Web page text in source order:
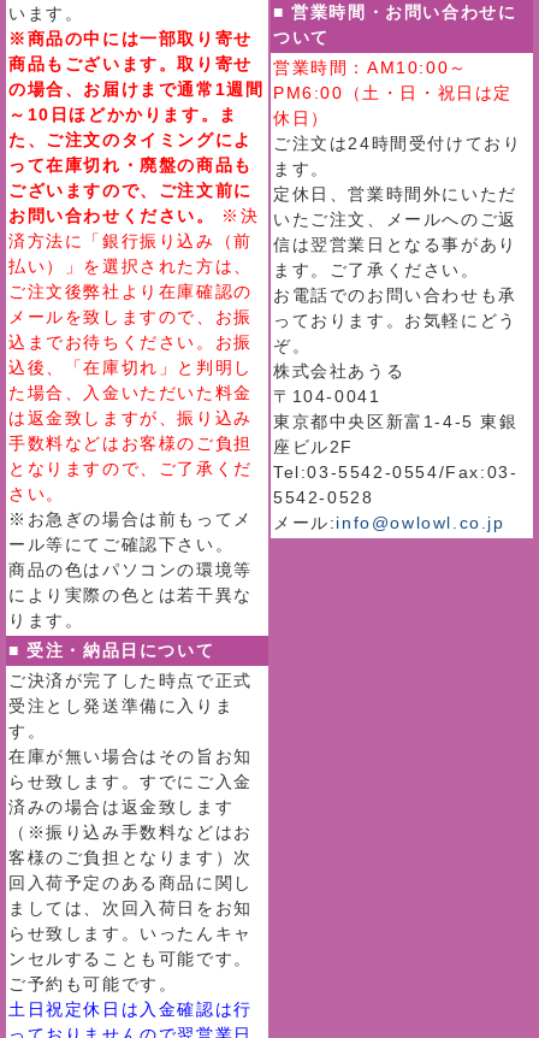
います。
※商品の中には一部取り寄せ
商品もございます。取り寄せ
の場合、お届けまで通常1週間
～10日ほどかかります。ま
た、ご注文のタイミングによ
って在庫切れ・廃盤の商品も
ございますので、ご注文前に
お問い合わせください。
※決
済方法に「銀行振り込み（前
払い）」を選択された方は、
ご注文後弊社より在庫確認の
メールを致しますので、お振
込までお待ちください。お振
込後、「在庫切れ」と判明し
た場合、入金いただいた料金
は返金致しますが、振り込み
手数料などはお客様のご負担
となりますので、ご了承くだ
さい。
※お急ぎの場合は前もってメ
ール等にてご確認下さい。
商品の色はパソコンの環境等
により実際の色とは若干異な
ります。
■ 受注・納品日について
ご決済が完了した時点で正式
受注とし発送準備に入りま
す。
在庫が無い場合はその旨お知
らせ致します。すでにご入金
済みの場合は返金致します
（※振り込み手数料などはお
客様のご負担となります）次
回入荷予定のある商品に関し
ましては、次回入荷日をお知
らせ致します。いったんキャ
ンセルすることも可能です。
ご予約も可能です。
土日祝定休日は入金確認は行
■ 営業時間・お問い合わせに
ついて
営業時間：AM10:00～
PM6:00（土・日・祝日は定
休日）
ご注文は24時間受付けており
ます。
定休日、営業時間外にいただ
いたご注文、メールへのご返
信は翌営業日となる事があり
ます。ご了承ください。
お電話でのお問い合わせも承
っております。お気軽にどう
ぞ。
株式会社あうる
〒104-0041
東京都中央区新富1-4-5 東銀
座ビル2F
Tel:03-5542-0554/Fax:03-
5542-0528
メール:info@owlowl.co.jp